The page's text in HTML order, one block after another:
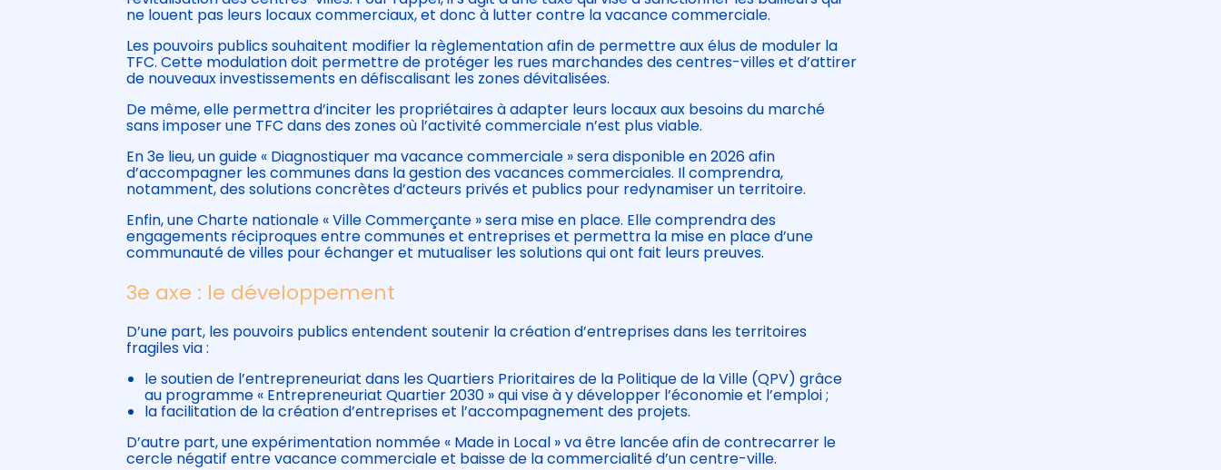
ne louent pas leurs locaux commerciaux, et donc à lutter contre la vacance commerciale.
Les pouvoirs publics souhaitent modifier la règlementation afin de permettre aux élus de moduler la
TFC. Cette modulation doit permettre de protéger les rues marchandes des centres-villes et d’attirer
de nouveaux investissements en défiscalisant les zones dévitalisées.
De même, elle permettra d’inciter les propriétaires à adapter leurs locaux aux besoins du marché
sans imposer une TFC dans des zones où l’activité commerciale n’est plus viable.
En 3e lieu, un guide « Diagnostiquer ma vacance commerciale » sera disponible en 2026 afin
d’accompagner les communes dans la gestion des vacances commerciales. Il comprendra,
notamment, des solutions concrètes d’acteurs privés et publics pour redynamiser un territoire.
Enfin, une Charte nationale « Ville Commerçante » sera mise en place. Elle comprendra des
engagements réciproques entre communes et entreprises et permettra la mise en place d’une
communauté de villes pour échanger et mutualiser les solutions qui ont fait leurs preuves.
3e axe : le développement
D’une part, les pouvoirs publics entendent soutenir la création d’entreprises dans les territoires
fragiles via :
le soutien de l’entrepreneuriat dans les Quartiers Prioritaires de la Politique de la Ville (QPV) grâce
au programme « Entrepreneuriat Quartier 2030 » qui vise à y développer l’économie et l’emploi ;
la facilitation de la création d’entreprises et l’accompagnement des projets.
D’autre part, une expérimentation nommée « Made in Local » va être lancée afin de contrecarrer le
cercle négatif entre vacance commerciale et baisse de la commercialité d’un centre-ville.